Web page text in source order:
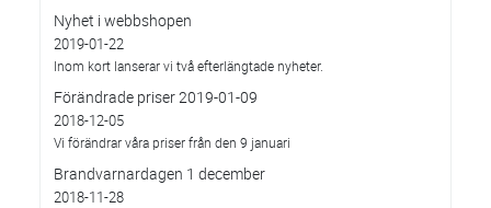
Nyhet i webbshopen
2019-01-22
Inom kort lanserar vi två efterlängtade nyheter.
Förändrade priser 2019-01-09
2018-12-05
Vi förändrar våra priser från den 9 januari
Brandvarnardagen 1 december
2018-11-28